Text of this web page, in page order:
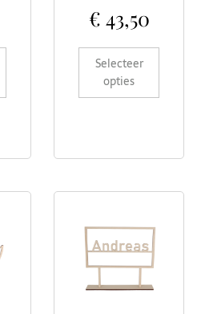
€ 43,50
Selecteer
opties